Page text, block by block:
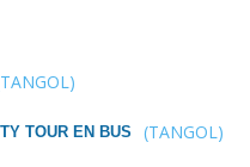
TOUR EN BUS (TANGOL)